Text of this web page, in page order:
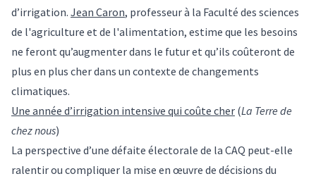
d’irrigation. Jean Caron, professeur à la Faculté des sciences
de l'agriculture et de l'alimentation, estime que les besoins
ne feront qu’augmenter dans le futur et qu’ils coûteront de
plus en plus cher dans un contexte de changements
climatiques.
Une année d’irrigation intensive qui coûte cher (La Terre de
chez nous)
La perspective d’une défaite électorale de la CAQ peut-elle
ralentir ou compliquer la mise en œuvre de décisions du